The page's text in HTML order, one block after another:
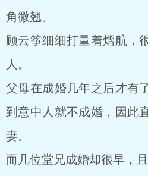
角微翘。
顾云筝细细打量着熠航，
人。
父母在成婚几年之后才有
到意中人就不成婚，因此
妻。
而几位堂兄成婚却很早，